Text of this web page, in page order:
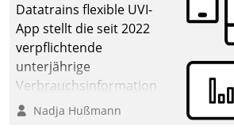
Datatrains flexible UVI-
App stellt die seit 2022
verpflichtende
unterjährige
Verbrauchsinformation
schnell, zuverlässig und
Nadja Hußmann